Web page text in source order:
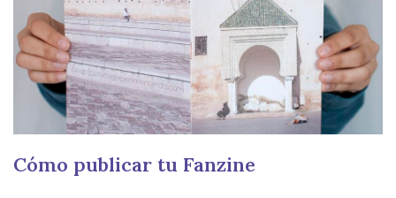
Cómo publicar tu Fanzine